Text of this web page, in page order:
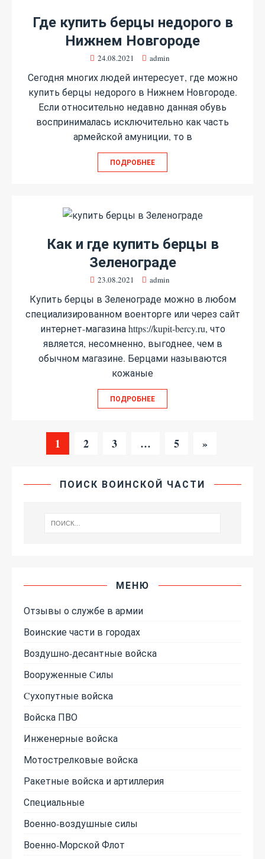
Где купить берцы недорого в
Нижнем Новгороде
24.08.2021 admin
Сегодня многих людей интересует, где можно
купить берцы недорого в Нижнем Новгороде.
Если относительно недавно данная обувь
воспринималась исключительно как часть
армейской амуниции, то в
ПОДРОБНЕЕ
Как и где купить берцы в
Зеленограде
23.08.2021 admin
Купить берцы в Зеленограде можно в любом
специализированном военторге или через сайт
интернет-магазина https://kupit-bercy.ru, что
является, несомненно, выгоднее, чем в
обычном магазине. Берцами называются
кожаные
ПОДРОБНЕЕ
1 2 3 … 5 »
ПОИСК ВОИНСКОЙ ЧАСТИ
МЕНЮ
Отзывы о службе в армии
Воинские части в городах
Воздушно-десантные войска
Вооруженные Cилы
Cухопутные войска
Войска ПВО
Инженерные войска
Мотострелковые войска
Ракетные войска и артиллерия
Специальные
Военно-воздушные силы
Военно-Морской Флот